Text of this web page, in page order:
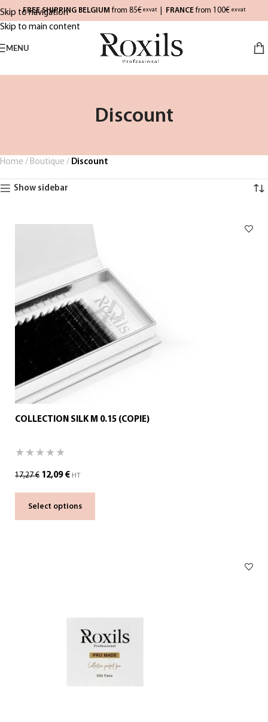
Skip to navigation
Skip to main content
FREE SHIPPING BELGIUM from 85€ exvat| FRANCE from 100€ exvat
MENU
Discount
Home / Boutique / Discount
Show sidebar
COLLECTION SILK M 0.15 (COPIE)
17,27€ 12,09 € HT
Select options